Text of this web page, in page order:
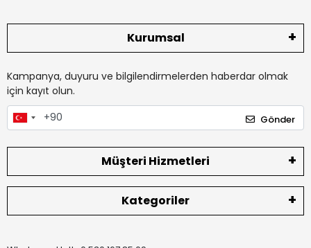
Kurumsal
Kampanya, duyuru ve bilgilendirmelerden haberdar olmak
için kayıt olun.
Gönder
Müşteri Hizmetleri
Kategoriler